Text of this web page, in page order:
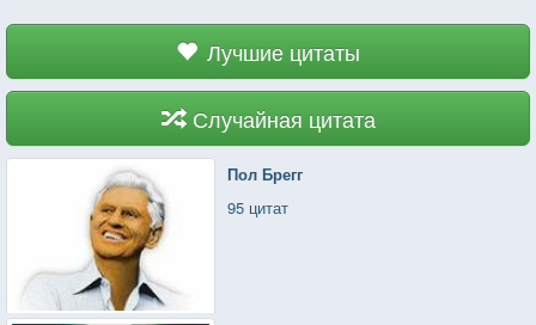
Лучшие цитаты
Случайная цитата
Пол Брегг
95 цитат